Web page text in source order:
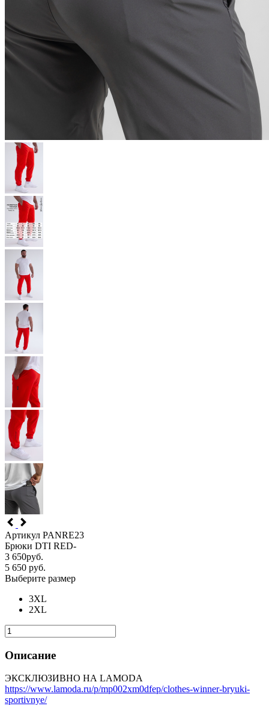
Артикул PANRE23
Брюки DTI RED-
3 650руб.
5 650 руб.
Выберите размер
3XL
2XL
Описание
ЭКСКЛЮЗИВНО НА LAMODA
https://www.lamoda.ru/p/mp002xm0dfep/clothes-winner-bryuki-
sportivnye/